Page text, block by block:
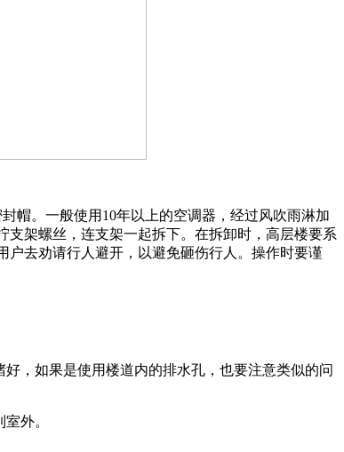
。一般使用10年以上的空调器，经过风吹雨淋加
架螺丝，连支架一起拆下。在拆卸时，高层楼要系
去劝请行人避开，以避免砸伤行人。操作时要谨
，如果是使用楼道内的排水孔，也要注意类似的问
外。